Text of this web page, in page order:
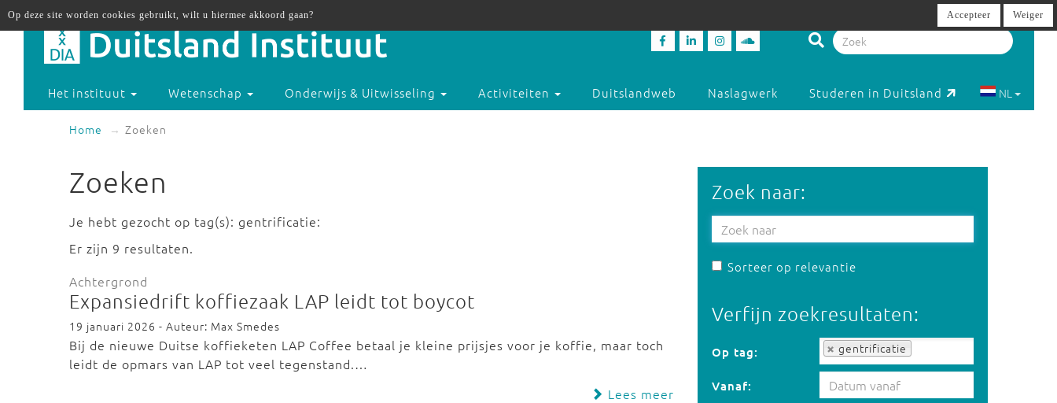
Het instituut Wetenschap Onderwijs & Uitwisseling Activiteiten Duitslandweb Naslagwerk Studeren in Duitsland NL
Home Zoeken
Zoeken
Je hebt gezocht op tag(s): gentrificatie:
Er zijn 9 resultaten.
Achtergrond
Expansiedrift koffiezaak LAP leidt tot boycot
19 januari 2026 - Auteur: Max Smedes
Bij de nieuwe Duitse koffieketen LAP Coffee betaal je kleine prijsjes voor je koffie, maar toch
leidt de opmars van LAP tot veel tegenstand.…
Lees meer
Zoek naar:
Sorteer op relevantie
Verfijn zoekresultaten:
Op tag: gentrificatie
Op tag:
Vanaf:
Op deze site worden cookies gebruikt, wilt u hiermee akkoord gaan? Accepteer Weiger